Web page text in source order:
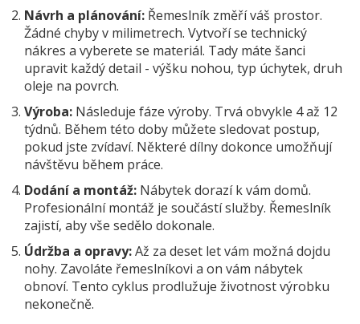
Návrh a plánování: Řemeslník změří váš prostor.
Žádné chyby v milimetrech. Vytvoří se technický
nákres a vyberete se materiál. Tady máte šanci
upravit každý detail - výšku nohou, typ úchytek, druh
oleje na povrch.
Výroba: Následuje fáze výroby. Trvá obvykle 4 až 12
týdnů. Během této doby můžete sledovat postup,
pokud jste zvídaví. Některé dílny dokonce umožňují
návštěvu během práce.
Dodání a montáž: Nábytek dorazí k vám domů.
Profesionální montáž je součástí služby. Řemeslník
zajistí, aby vše sedělo dokonale.
Údržba a opravy:Až za deset let vám možná dojdu
nohy. Zavoláte řemeslníkovi a on vám nábytek
obnoví. Tento cyklus prodlužuje životnost výrobku
nekonečně.